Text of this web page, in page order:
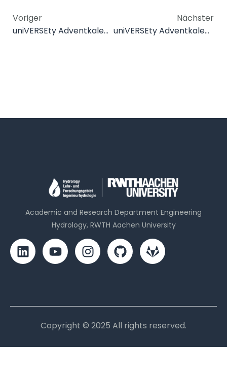
Voriger
uniVERSEty Adventkalender 2025 – Tag 2
Nächster
uniVERSEty Adventkalender 2025 – Tag 4
Academic and Research Department Engineering
Hydrology, RWTH Aachen University
Copyright © 2025 All rights reserved.